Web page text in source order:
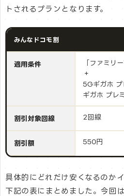
トされるプランとなります。
みんなドコモ割
適用条件
「ファミリ
＋
5Gギガホ
ギガホ プレ
割引対象回線 2回線
割引額 550円
具体的にどれだけ安くなるのか
下記の表にまとめました。今回